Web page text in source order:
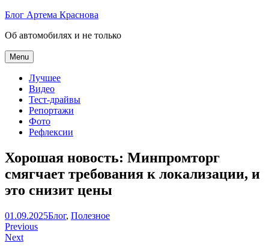
Skip
content
Блог Артема Краснова
Об автомобилях и не только
Menu
Лучшее
Видео
Тест-драйвы
Репортажи
Фото
Рефлексии
Хорошая новость: Минпромторг
смягчает требования к локализации, и
это снизит цены
Артем
Краснов
01.09.2025Блог, Полезное
Навигация
Previous
Next